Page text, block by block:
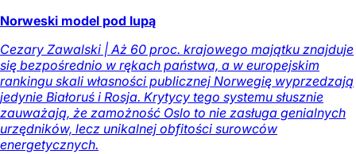
Norweski model pod lupą
Cezary Zawalski | Aż 60 proc. krajowego majątku znajduje
się bezpośrednio w rękach państwa, a w europejskim
rankingu skali własności publicznej Norwegię wyprzedzają
jedynie Białoruś i Rosja. Krytycy tego systemu słusznie
zauważają, że zamożność Oslo to nie zasługa genialnych
urzędników, lecz unikalnej obfitości surowców
energetycznych.